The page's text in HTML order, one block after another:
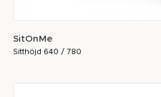
SitOnMe
Sitthöjd 640 / 780